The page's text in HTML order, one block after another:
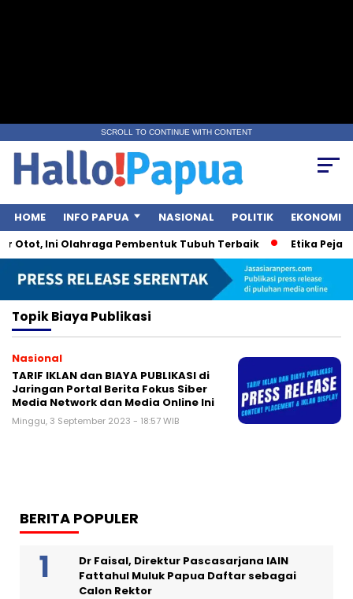
SCROLL TO CONTINUE WITH CONTENT
HOME INFO PAPUA NASIONAL POLITIK EKONOMI
Otot, Ini Olahraga Pembentuk Tubuh Terbaik Etika
TopikBiaya Publikasi
Nasional
TARIF IKLAN dan BIAYA PUBLIKASI di
Jaringan Portal Berita Fokus Siber
Media Network dan Media Online Ini
Minggu, 3 September 2023 - 18:57 WIB
BERITA POPULER
Dr Faisal, Direktur Pascasarjana IAIN
Fattahul Muluk Papua Daftar sebagai
Calon Rektor